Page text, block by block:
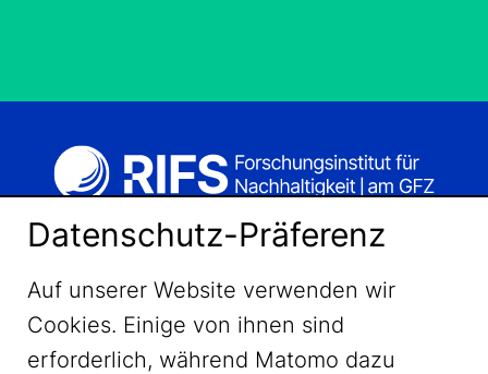
Datenschutz-Präferenz
Auf unserer Website verwenden wir
Cookies. Einige von ihnen sind
erforderlich, während Matomo dazu